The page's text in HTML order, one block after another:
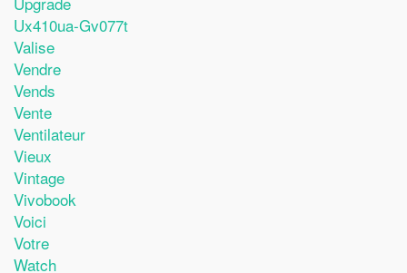
Ux410ua-Gv077t
Valise
Vendre
Vends
Vente
Ventilateur
Vieux
Vintage
Vivobook
Voici
Votre
Watch